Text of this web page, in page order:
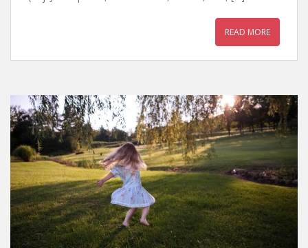
READ MORE